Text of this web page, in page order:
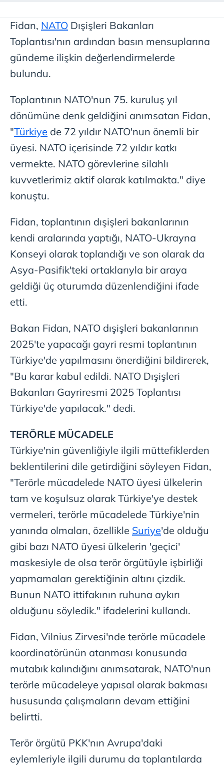
Fidan, NATO Dışişleri Bakanları
Toplantısı'nın ardından basın mensuplarına
gündeme ilişkin değerlendirmelerde
bulundu.
Toplantının NATO'nun 75. kuruluş yıl
dönümüne denk geldiğini anımsatan Fidan,
"Türkiye de 72 yıldır NATO'nun önemli bir
üyesi. NATO içerisinde 72 yıldır katkı
vermekte. NATO görevlerine silahlı
kuvvetlerimiz aktif olarak katılmakta." diye
konuştu.
Fidan, toplantının dışişleri bakanlarının
kendi aralarında yaptığı, NATO-Ukrayna
Konseyi olarak toplandığı ve son olarak da
Asya-Pasifik'teki ortaklarıyla bir araya
geldiği üç oturumda düzenlendiğini ifade
etti.
Bakan Fidan, NATO dışişleri bakanlarının
2025'te yapacağı gayri resmi toplantının
Türkiye'de yapılmasını önerdiğini bildirerek,
"Bu karar kabul edildi. NATO Dışişleri
Bakanları Gayriresmi 2025 Toplantısı
Türkiye'de yapılacak." dedi.
TERÖRLE MÜCADELE
Türkiye'nin güvenliğiyle ilgili müttefiklerden
beklentilerini dile getirdiğini söyleyen Fidan,
"Terörle mücadelede NATO üyesi ülkelerin
tam ve koşulsuz olarak Türkiye'ye destek
vermeleri, terörle mücadelede Türkiye'nin
yanında olmaları, özellikle Suriye'de olduğu
gibi bazı NATO üyesi ülkelerin 'geçici'
maskesiyle de olsa terör örgütüyle işbirliği
yapmamaları gerektiğinin altını çizdik.
Bunun NATO ittifakının ruhuna aykırı
olduğunu söyledik." ifadelerini kullandı.
Fidan, Vilnius Zirvesi'nde terörle mücadele
koordinatörünün atanması konusunda
mutabık kalındığını anımsatarak, NATO'nun
terörle mücadeleye yapısal olarak bakması
hususunda çalışmaların devam ettiğini
belirtti.
Terör örgütü PKK'nın Avrupa'daki
eylemleriyle ilgili durumu da toplantılarda